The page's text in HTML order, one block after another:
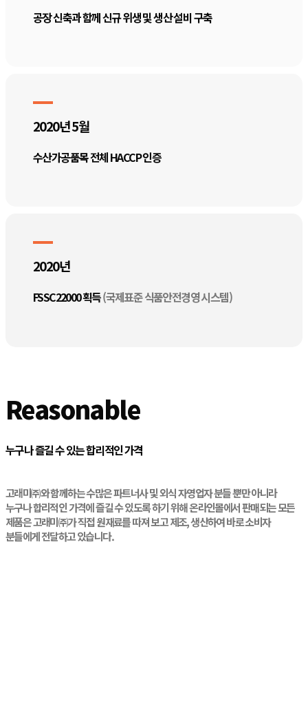
공장 신축과 함께 신규 위생 및 생산 설비 구축
2020년 5월
수산가공품목 전체 HACCP 인증
2020년
FSSC22000 획득(국제표준 식품안전경영 시스템)
Reasonable
누구나 즐길 수 있는 합리적인 가격
고래미㈜와 함께하는 수많은 파트너사 및 외식 자영업자 분들 뿐만 아니라
누구나 합리적인 가격에 즐길 수 있도록 하기 위해 온라인몰에서 판매되는 모든
제품은 고래미㈜가 직접 원재료를 따져 보고 제조, 생산하여 바로 소비자
분들에게 전달하고 있습니다.